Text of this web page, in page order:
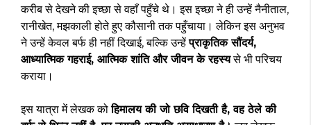
करीब से देखने की इच्छा से वहाँ पहुँचे थे। इस इच्छा ने ही उन्हें नैनीताल,
रानीखेत, मझकाली होते हुए कौसानी तक पहुँचाया। लेकिन इस अनुभव
ने उन्हें केवल बर्फ ही नहीं दिखाई, बल्कि उन्हेंप्राकृतिक सौंदर्य,
आध्यात्मिक गहराई, आत्मिक शांति और जीवन के रहस्यसे भी परिचय
कराया।
इस यात्रा में लेखक कोहिमालय की जो छवि दिखती है, वह ठेले की